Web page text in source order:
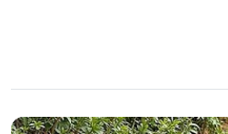
der universitären